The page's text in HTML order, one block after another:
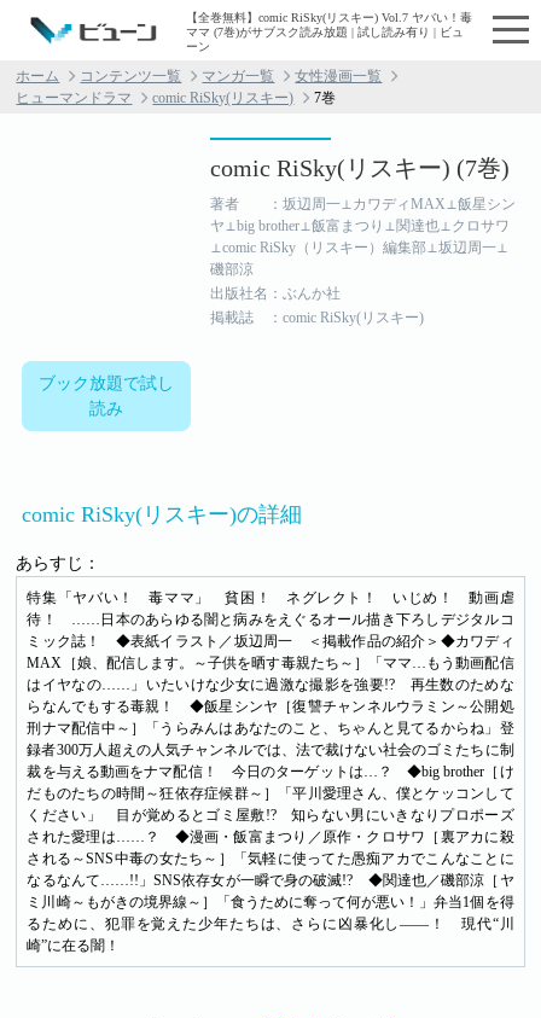
【全巻無料】comic RiSky(リスキー) Vol.7 ヤバい！毒
ママ (7巻)がサブスク読み放題 | 試し読み有り | ビュ
ーン
ホーム コンテンツ一覧 マンガ一覧
女性漫画一覧
ヒューマンドラマ
comic RiSky(リスキー) 7巻
ブック放題で試し
読み
comic RiSky(リスキー) (7巻)
著者 ：坂辺周一⊥カワディMAX⊥飯星シン
ヤ⊥big brother⊥飯富まつり⊥関達也⊥クロサワ
⊥comic RiSky（リスキー）編集部⊥坂辺周一⊥
磯部涼
出版社名：ぶんか社
掲載誌 ：comic RiSky(リスキー)
comic RiSky(リスキー)の詳細
あらすじ：
特集「ヤバい！ 毒ママ」 貧困！ ネグレクト！ いじめ！ 動画虐
待！ ……日本のあらゆる闇と病みをえぐるオール描き下ろしデジタルコ
ミック誌！ ◆表紙イラスト／坂辺周一 ＜掲載作品の紹介＞◆カワディ
MAX［娘、配信します。～子供を晒す毒親たち～］「ママ…もう動画配信
はイヤなの……」いたいけな少女に過激な撮影を強要!? 再生数のためな
らなんでもする毒親！ ◆飯星シンヤ［復讐チャンネルウラミン～公開処
刑ナマ配信中～］「うらみんはあなたのこと、ちゃんと見てるからね」登
録者300万人超えの人気チャンネルでは、法で裁けない社会のゴミたちに制
裁を与える動画をナマ配信！ 今日のターゲットは…？ ◆big brother［け
だものたちの時間～狂依存症候群～］「平川愛理さん、僕とケッコンして
ください」 目が覚めるとゴミ屋敷!? 知らない男にいきなりプロポーズ
された愛理は……？ ◆漫画・飯富まつり／原作・クロサワ［裏アカに殺
される～SNS中毒の女たち～］「気軽に使ってた愚痴アカでこんなことに
なるなんて……!!」SNS依存女が一瞬で身の破滅!? ◆関達也／磯部涼［ヤ
ミ川崎～もがきの境界線～］「食うために奪って何が悪い！」弁当1個を得
るために、犯罪を覚えた少年たちは、さらに凶暴化し――！ 現代“川
崎”に在る闇！